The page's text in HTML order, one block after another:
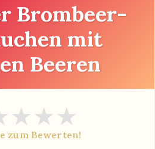
Brombeer-
mit
Beeren
★★★
zum Bewerten!